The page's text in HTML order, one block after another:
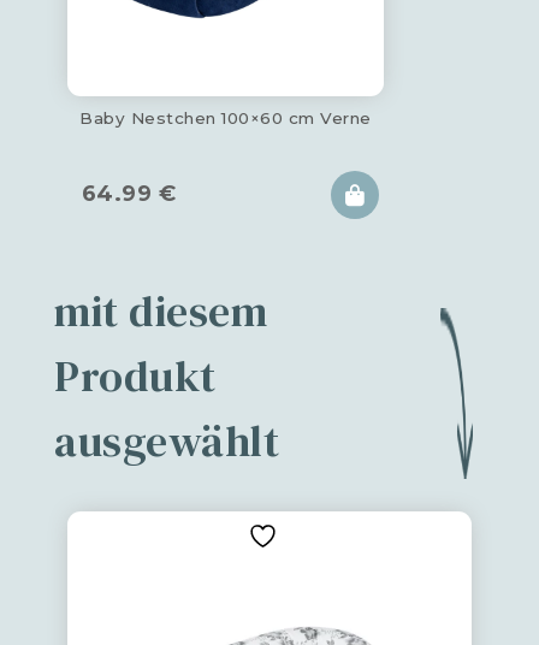
Baby Nestchen 100×60 cm Verne
64.99 €
mit diesem
Produkt
ausgewählt